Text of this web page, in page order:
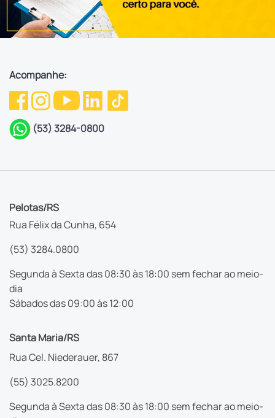
Acompanhe:
(53) 3284-0800
Pelotas/RS
Rua Félix da Cunha, 654
(53) 3284.0800
Segunda à Sexta das 08:30 às 18:00 sem fechar ao meio-
dia
Sábados das 09:00 às 12:00
Santa Maria/RS
Rua Cel. Niederauer, 867
(55) 3025.8200
Segunda à Sexta das 08:30 às 18:00 sem fechar ao meio-